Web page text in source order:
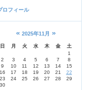
ロフィール
« 2025年11月 »
日 月 火 水 木 金
土
1
2
3 4 5 6 7
8
9
10 11 12 13 14
15
16
17 18 19 20 21
22
23
24 25 26 27 28
29
30